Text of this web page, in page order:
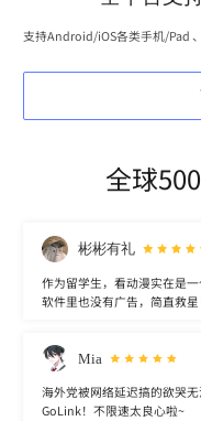
支持Android/iOS各类手机/Pad
全球
彬彬有礼
作为留学生，看动漫实在是
软件里也没有广告，简直救星
Mia
海外党被网络延迟搞的欲哭
GoLink！不限速太良心啦~